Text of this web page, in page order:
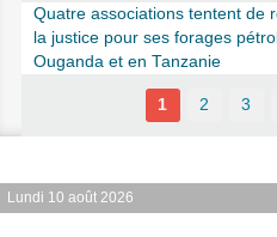
Quatre associations tentent de
la justice pour ses forages
Ouganda et en Tanzanie
1 2 3
Lundi 10 août 2026